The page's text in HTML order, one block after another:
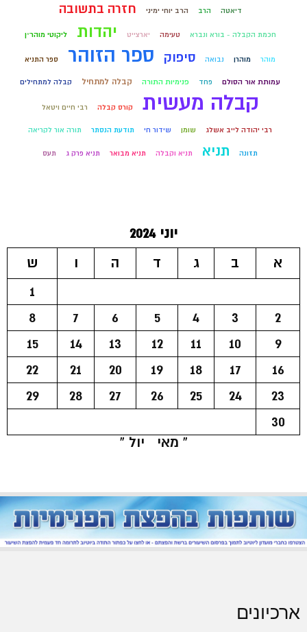
דיאטה הרב הרב יוחי ימיני חזרה בתשובה
חכמת הקבלה - בורא ונברא טעימה יארצייט יהדות ליקוטי מוהר״ן
מוהר מוהרן נבואה סיפוק ספר הזוהר ספר התניא
עמותת אור הסולם פחד פנימיות התורה קבלה למתחיל קבלה למתחילים
קבלה מעשית קורס קבלה רבי חיים ויטאל
רבי יהודה לייב אשלג שומן שידור חי תודעת הנסתר תורה אור לקריאה
תזונה תניא תניא וקבלה תניא מבואר תניא פרק ג תעס
יוני 2024
א
ב ג ד ה ו
ש
1
2
3
4
5
6
7
8
9
10
11
12
13
14
15
16
17
18
19
20
21
22
23
24
25
26
27
28
29
30
« מאי
יול »
ארכיונים